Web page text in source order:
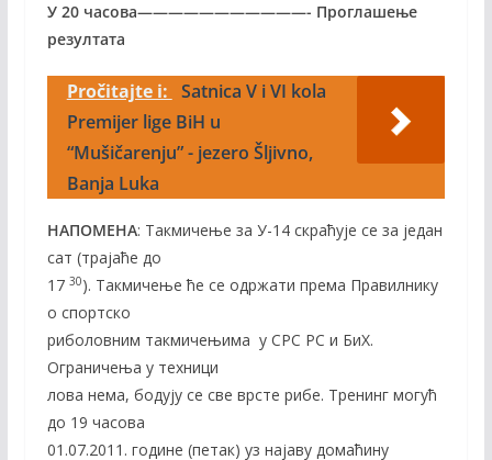
У 20 часова———————————- Проглашење
резултата
Pročitajte i: Satnica V i VI kola
Premijer lige BiH u
“Mušičarenju” - jezero Šljivno,
Banja Luka
НАПОМЕНА: Такмичење за У-14 скраћује се за један
сат (трајаће до
17 30). Такмичење ће се одржати према Правилнику
о спортско
риболовним такмичењима у СРС РС и БиХ.
Ограничења у техници
лова нема, бодују се све врсте рибе. Тренинг могућ
до 19 часова
01.07.2011. године (петак) уз најаву домаћину